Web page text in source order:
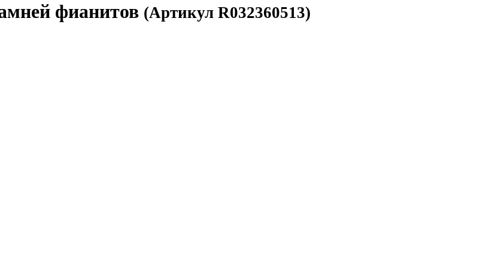
фианитов (Артикул R032360513)